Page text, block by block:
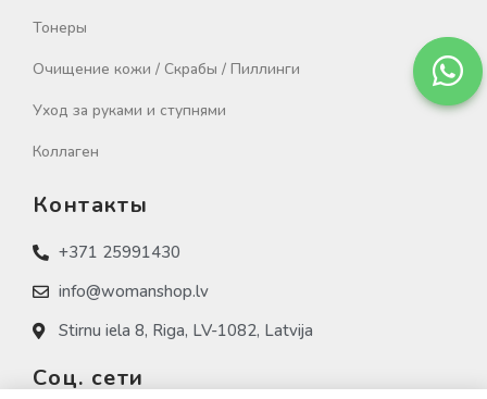
Тонеры
Очищение кожи / Скрабы / Пиллинги
Уход за руками и ступнями
Коллаген
Контакты
+371 25991430
info@womanshop.lv
Stirnu iela 8, Riga, LV-1082, Latvija
Соц. сети